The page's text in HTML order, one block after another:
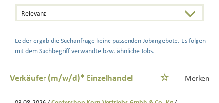
Leider ergab die Suchanfrage keine passenden Jobangebote. Es folgen
mit dem Suchbegriff verwandte bzw. ähnliche Jobs.
Verkäufer (m/w/d)* Einzelhandel Merken